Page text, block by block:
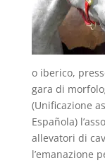
o iberico,
gara di
(Unificazione
Española)
allevatori di
l’emanazione